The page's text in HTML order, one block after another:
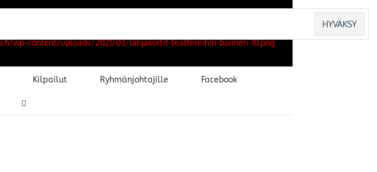
Kilpailut Ryhmänjohtajille Facebook